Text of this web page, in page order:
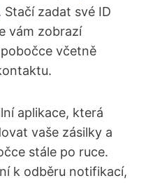
Stačí zadat své ID
vám zobrazí
včetně
aplikace, která
vaše zásilky a
stále po ruce.
k odběru notifikací,